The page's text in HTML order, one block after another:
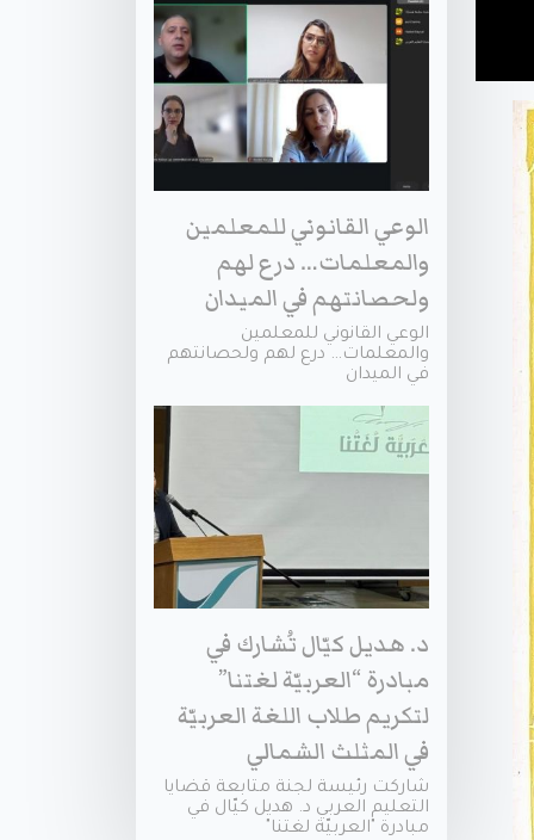
الوعي القانوني للمعلمين
والمعلمات… درع لهم
ولحصانتهم في الميدان
الوعي القانوني للمعلمين
والمعلمات… درع لهم ولحصانتهم
في الميدان
د. هديل كيّال تُشارك في
مبادرة “العربيّة لغتنا”
لتكريم طلاب اللغة العربيّة
في المثلث الشمالي
شاركت رئيسة لجنة متابعة قضايا
التعليم العربي د. هديل كيّال في
مبادرة "العربيّة لغتنا"